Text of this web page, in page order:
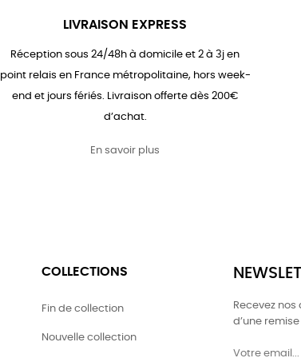
LIVRAISON EXPRESS
Réception sous 24/48h à domicile et 2 à 3j en
point relais en France métropolitaine, hors week-
end et jours fériés. Livraison offerte dès 200€
d’achat.
En savoir plus
COLLECTIONS
Fin de collection
Nouvelle collection
Recevez
d’une